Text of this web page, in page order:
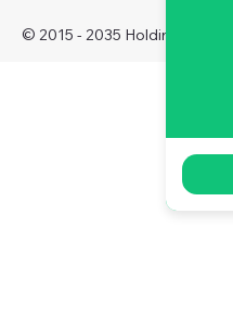
© 2015 - 2035 HoldingBrothers